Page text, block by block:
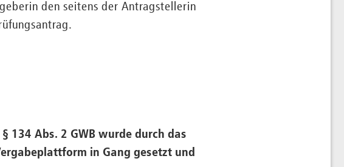
den seitens der Antragstellerin
134 Abs. 2 GWB wurde durch das
in Gang gesetzt und